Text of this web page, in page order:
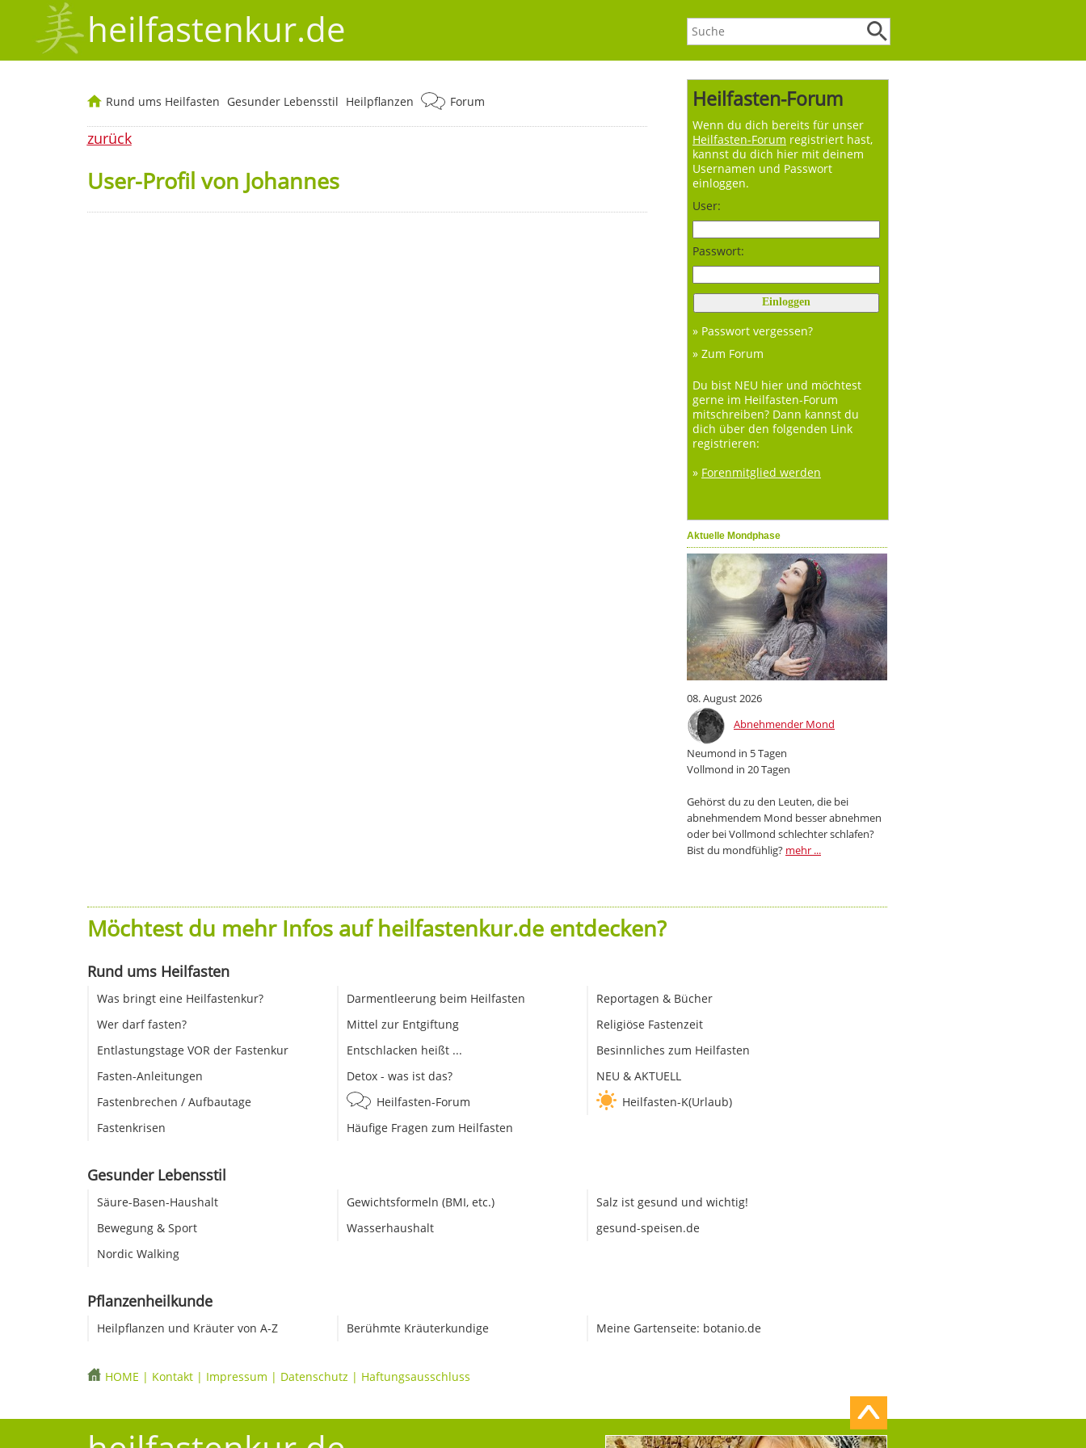
heilfastenkur.de
Heilfasten-Forum
Wenn du dich bereits für unser
Heilfasten-Forum registriert hast,
kannst du dich hier mit deinem
Usernamen und Passwort
einloggen.
User:
Passwort:
» Passwort vergessen?
» Zum Forum
Du bist NEU hier und möchtest
gerne im Heilfasten-Forum
mitschreiben? Dann kannst du
dich über den folgenden Link
registrieren:
» Forenmitglied werden
Aktuelle Mondphase
08. August 2026
Abnehmender Mond
Neumond in 5 Tagen
Vollmond in 20 Tagen
Gehörst du zu den Leuten, die bei
abnehmendem Mond besser abnehmen
oder bei Vollmond schlechter schlafen?
Bist du mondfühlig? mehr ...
Rund ums Heilfasten Gesunder Lebensstil Heilpflanzen Forum
zurück
User-Profil von Johannes
Möchtest du mehr Infos auf heilfastenkur.de entdecken?
Rund ums Heilfasten
Was bringt eine Heilfastenkur?
Wer darf fasten?
Entlastungstage VOR der Fastenkur
Fasten-Anleitungen
Fastenbrechen / Aufbautage
Fastenkrisen
Darmentleerung beim Heilfasten
Mittel zur Entgiftung
Entschlacken heißt ...
Detox - was ist das?
Heilfasten-Forum
Häufige Fragen zum Heilfasten
Reportagen & Bücher
Religiöse Fastenzeit
Besinnliches zum Heilfasten
NEU & AKTUELL
Heilfasten-K(Urlaub)
Gesunder Lebensstil
Säure-Basen-Haushalt
Bewegung & Sport
Nordic Walking
Gewichtsformeln (BMI, etc.)
Wasserhaushalt
Salz ist gesund und wichtig!
gesund-speisen.de
Pflanzenheilkunde
Heilpflanzen und Kräuter von A-Z Berühmte Kräuterkundige Meine Gartenseite: botanio.de
HOME | Kontakt| Impressum | Datenschutz | Haftungsausschluss